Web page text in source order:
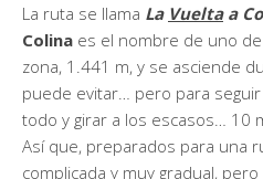
La ruta se llama La Vueltaa
Colina es el nombre de uno
zona, 1.441 m, y se asciende
puede evitar… pero para
todo y girar a los escasos… 10
Así que, preparados para una
complicada y muy gradual,